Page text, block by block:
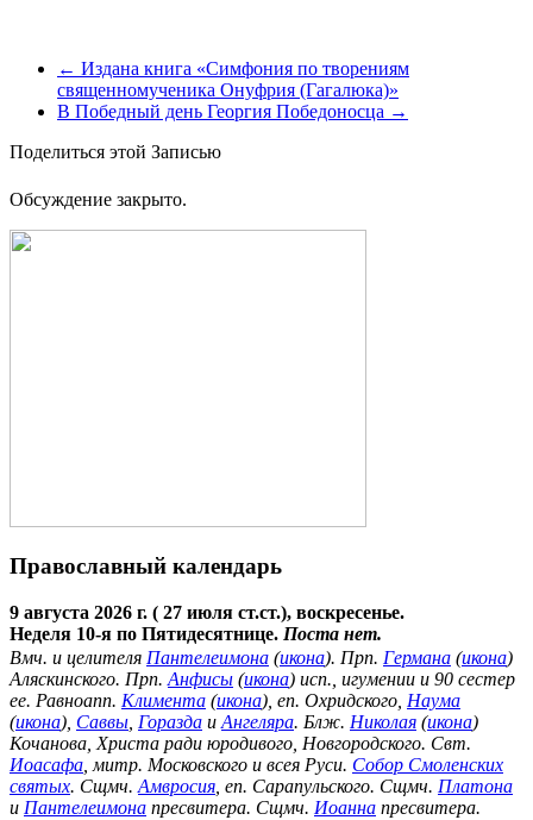
← Издана книга «Симфония по творениям
священномученика Онуфрия (Гагалюка)»
В Победный день Георгия Победоносца →
Поделиться этой Записью
Обсуждение закрыто.
Православный календарь
9 августа 2026 г. ( 27 июля ст.ст.), воскресенье.
Неделя 10-я по Пятидесятнице. Поста нет.
Вмч. и целителя Пантелеимона (икона). Прп. Германа (икона)
Аляскинского. Прп. Анфисы (икона) исп., игумении и 90 сестер
ее. Равноапп. Климента (икона), еп. Охридского, Наума
(икона), Саввы Горазда и Ангеляра. Блж. Николая (икона)
Кочанова, Христа ради юродивого, Новгородского. Свт.
Иоасафа , митр. Московского и всея Руси. Собор Смоленских
святых. Сщмч. Амвросия , еп. Сарапульского. Сщмч. Платона
и Пантелеимона пресвитера. Сщмч. Иоанна пресвитера.